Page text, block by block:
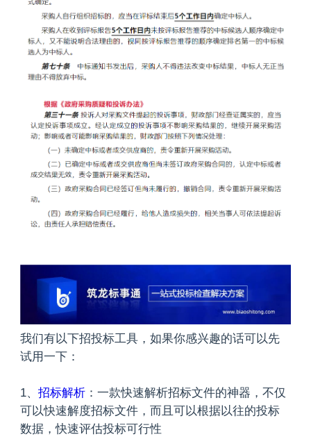
我们有以下招投标工具，如果你感兴趣的话可以先
试用一下：
1、 招标解析：一款快速解析招标文件的神器，不仅
可以快速解度招标文件，而且可以根据以往的投标
数据，快速评估投标可行性